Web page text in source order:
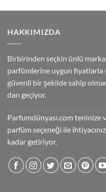
HAKKIMIZDA
Birbirinden seçkin ünlü
parfümlerine uygun fiyatlarla
güvenli bir şekilde sahip
dan geçiyor.
Parfumdünyası.com teninize
parfüm seçeneği ile
kadar getiriyor.